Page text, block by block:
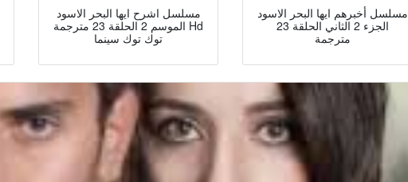
مسلسل اشرح ايها البحر الاسود
الموسم 2 الحلقة 23 مترجمة Hd
توك توك سينما
مسلسل أخبرهم ايها البحر الاسود
الجزء 2 الثاني الحلقة 23
مترجمة